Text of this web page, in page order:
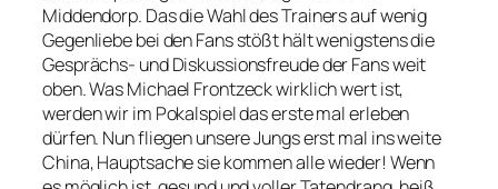
Middendorp. Das die Wahl des Trainers auf wenig
Gegenliebe bei den Fans stößt hält wenigstens die
Gesprächs- und Diskussionsfreude der Fans weit
oben. Was Michael Frontzeck wirklich wert ist,
werden wir im Pokalspiel das erste mal erleben
dürfen. Nun fliegen unsere Jungs erst mal ins weite
China, Hauptsache sie kommen alle wieder! Wenn